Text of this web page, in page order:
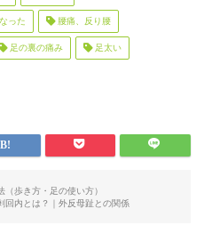
った 腰痛、反り腰
足の裏の痛み 足太い
歩き方・足の使い方）
回内とは？｜外反母趾との関係